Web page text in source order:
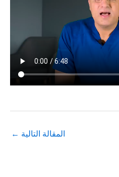
المقالة التالية ←